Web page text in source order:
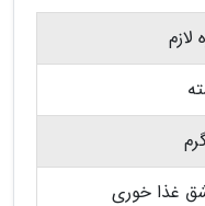
لازم